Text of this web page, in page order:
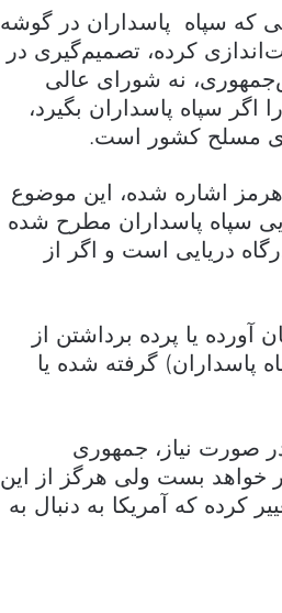
که سپاه پاسداران در گوشه
کرده، تصمیم‌گیری در
نه شورای عالی
سپاه پاسداران بگیرد،
مسلح کشور است.
هرمز اشاره شده، ‌این موضوع
سپاه پاسداران مطرح شده
دریایی است و اگر از
یا پرده برداشتن از
گرفته شده یا
صورت نیاز، جمهوری
خواهد بست ولی هرگز از این
کرده که آمریکا به دنبال به